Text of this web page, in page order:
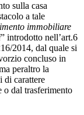
sulla casa
a tale
immobiliare
” introdotto nell’art.6
2014, dal quale si
concluso in
peraltro la
di carattere
o dal trasferimento